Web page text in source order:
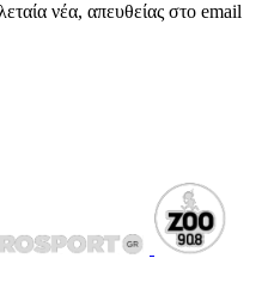
νέα, απευθείας στο email